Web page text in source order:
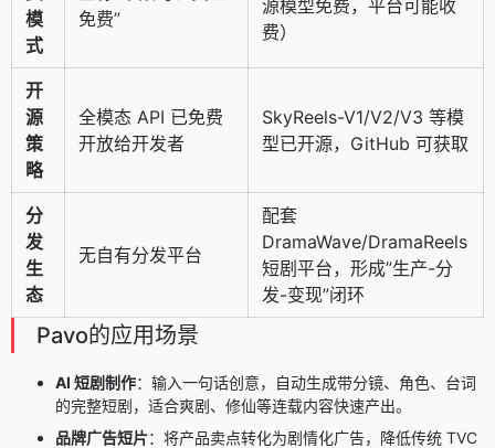
模
式
免费”
源模型免费，平台可能收
费）
开
源
策
略
全模态 API 已免费
开放给开发者
SkyReels-V1/V2/V3 等模
型已开源，GitHub 可获取
分
发
生
态
无自有分发平台
配套
DramaWave/DramaReels
短剧平台，形成”生产-分
发-变现”闭环
Pavo的应用场景
AI 短剧制作：输入一句话创意，自动生成带分镜、角色、台词
的完整短剧，适合爽剧、修仙等连载内容快速产出。
品牌广告短片：将产品卖点转化为剧情化广告，降低传统 TVC